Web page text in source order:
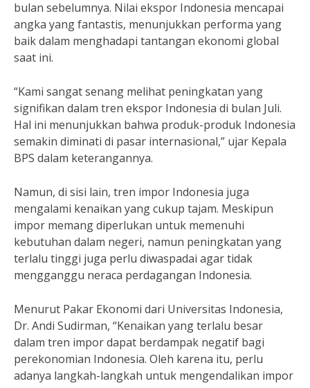
bulan sebelumnya. Nilai ekspor Indonesia mencapai
angka yang fantastis, menunjukkan performa yang
baik dalam menghadapi tantangan ekonomi global
saat ini.
“Kami sangat senang melihat peningkatan yang
signifikan dalam tren ekspor Indonesia di bulan Juli.
Hal ini menunjukkan bahwa produk-produk Indonesia
semakin diminati di pasar internasional,” ujar Kepala
BPS dalam keterangannya.
Namun, di sisi lain, tren impor Indonesia juga
mengalami kenaikan yang cukup tajam. Meskipun
impor memang diperlukan untuk memenuhi
kebutuhan dalam negeri, namun peningkatan yang
terlalu tinggi juga perlu diwaspadai agar tidak
mengganggu neraca perdagangan Indonesia.
Menurut Pakar Ekonomi dari Universitas Indonesia,
Dr. Andi Sudirman, “Kenaikan yang terlalu besar
dalam tren impor dapat berdampak negatif bagi
perekonomian Indonesia. Oleh karena itu, perlu
adanya langkah-langkah untuk mengendalikan impor